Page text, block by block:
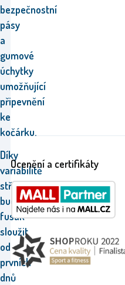
bezpečnostní
pásy
a
gumové
úchytky
umožňující
připevnění
ke
kočárku.
Díky
variabilitě
střihu,
bude
fusak
sloužit
od
prvních
dnů
Ocenění a certifikáty